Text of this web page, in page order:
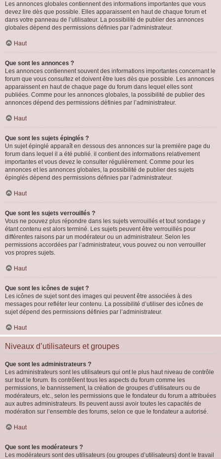
Les annonces globales contiennent des informations importantes que vous
devez lire dès que possible. Elles apparaissent en haut de chaque forum et
dans votre panneau de l’utilisateur. La possibilité de publier des annonces
globales dépend des permissions définies par l’administrateur.
Haut
Que sont les annonces ?
Les annonces contiennent souvent des informations importantes concernant le
forum que vous consultez et doivent être lues dès que possible. Les annonces
apparaissent en haut de chaque page du forum dans lequel elles sont
publiées. Comme pour les annonces globales, la possibilité de publier des
annonces dépend des permissions définies par l’administrateur.
Haut
Que sont les sujets épinglés ?
Un sujet épinglé apparaît en dessous des annonces sur la première page du
forum dans lequel il a été publié. il contient des informations relativement
importantes et vous devez le consulter régulièrement. Comme pour les
annonces et les annonces globales, la possibilité de publier des sujets
épinglés dépend des permissions définies par l’administrateur.
Haut
Que sont les sujets verrouillés ?
Vous ne pouvez plus répondre dans les sujets verrouillés et tout sondage y
étant contenu est alors terminé. Les sujets peuvent être verrouillés pour
différentes raisons par un modérateur ou un administrateur. Selon les
permissions accordées par l’administrateur, vous pouvez ou non verrouiller
vos propres sujets.
Haut
Que sont les icônes de sujet ?
Les icônes de sujet sont des images qui peuvent être associées à des
messages pour refléter leur contenu. La possibilité d’utiliser des icônes de
sujet dépend des permissions définies par l’administrateur.
Haut
Niveaux d’utilisateurs et groupes
Que sont les administrateurs ?
Les administrateurs sont les utilisateurs qui ont le plus haut niveau de contrôle
sur tout le forum. Ils contrôlent tous les aspects du forum comme les
permissions, le bannissement, la création de groupes d’utilisateurs ou de
modérateurs, etc., selon les permissions que le fondateur du forum a attribuées
aux autres administrateurs. Ils peuvent aussi avoir toutes les capacités de
modération sur l’ensemble des forums, selon ce que le fondateur a autorisé.
Haut
Que sont les modérateurs ?
Les modérateurs sont des utilisateurs (ou groupes d’utilisateurs) dont le travail